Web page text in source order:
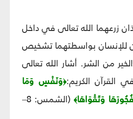
زرعهما الله تعالى في داخل
للإنسان بواسطتهما تشخيص
من الشر. أشار الله تعالى
القرآن الكريم:﴿وَنَفْسٍ وَمَا
وَتَقْوَاهَا﴾
(الشمس: 8–